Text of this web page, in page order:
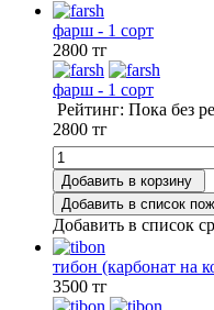
фарш - 1 сорт
2800 тг
фарш - 1 сорт
Рейтинг: Пока без
2800 тг
Добавить в корзину
Добавить в список
Добавить в список
тибон (карбонат на
3500 тг